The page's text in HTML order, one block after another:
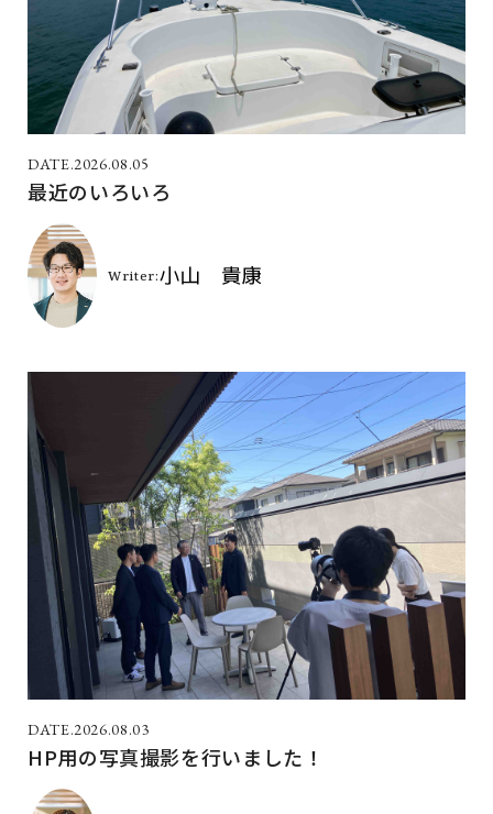
2026.08.05
最近のいろいろ
2026.08.03
HP用の写真撮影を行いました！